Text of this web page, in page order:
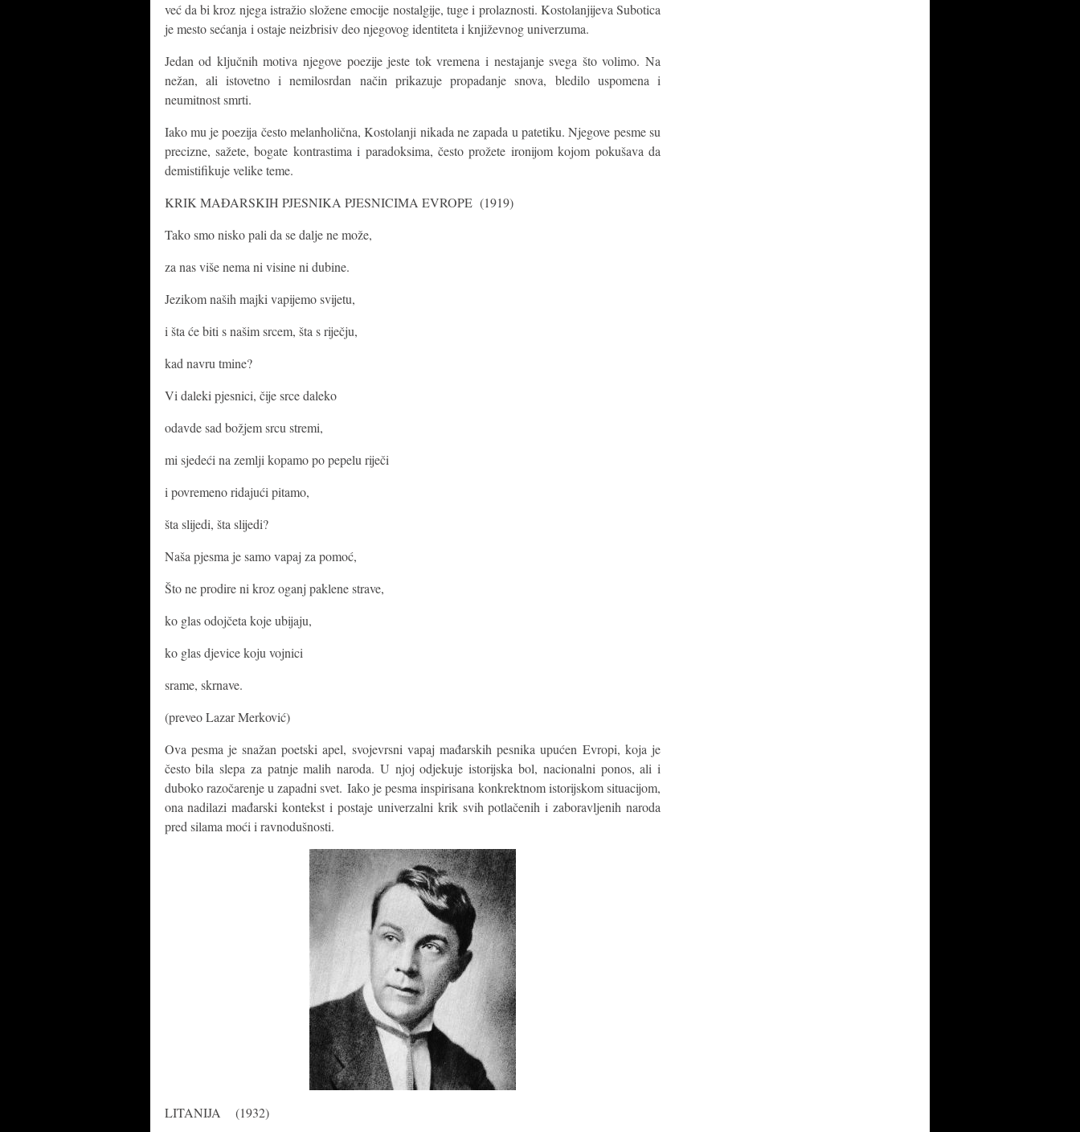
već da bi kroz njega istražio složene emocije nostalgije, tuge i prolaznosti. Kostolanjijeva Subotica
je mesto sećanja i ostaje neizbrisiv deo njegovog identiteta i književnog univerzuma.
Jedan od ključnih motiva njegove poezije jeste tok vremena i nestajanje svega što volimo. Na
nežan, ali istovetno i nemilosrdan način prikazuje propadanje snova, bledilo uspomena i
neumitnost smrti.
Iako mu je poezija često melanholična, Kostolanji nikada ne zapada u patetiku. Njegove pesme su
precizne, sažete, bogate kontrastima i paradoksima, često prožete ironijom kojom pokušava da
demistifikuje velike teme.
KRIK MAĐARSKIH PJESNIKA PJESNICIMA EVROPE (1919)
Tako smo nisko pali da se dalje ne može,
za nas više nema ni visine ni dubine.
Jezikom naših majki vapijemo svijetu,
i šta će biti s našim srcem, šta s riječju,
kad navru tmine?
Vi daleki pjesnici, čije srce daleko
odavde sad božjem srcu stremi,
mi sjedeći na zemlji kopamo po pepelu riječi
i povremeno ridajući pitamo,
šta slijedi, šta slijedi?
Naša pjesma je samo vapaj za pomoć,
Što ne prodire ni kroz oganj paklene strave,
ko glas odojčeta koje ubijaju,
ko glas djevice koju vojnici
srame, skrnave.
(preveo Lazar Merković)
Ova pesma je snažan poetski apel, svojevrsni vapaj mađarskih pesnika upućen Evropi, koja je
često bila slepa za patnje malih naroda. U njoj odjekuje istorijska bol, nacionalni ponos, ali i
duboko razočarenje u zapadni svet. Iako je pesma inspirisana konkrektnom istorijskom situacijom,
ona nadilazi mađarski kontekst i postaje univerzalni krik svih potlačenih i zaboravljenih naroda
pred silama moći i ravnodušnosti.
LITANIJA (1932)